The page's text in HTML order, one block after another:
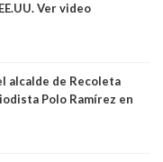
Ver video
alcalde de Recoleta
Polo Ramírez en
Video